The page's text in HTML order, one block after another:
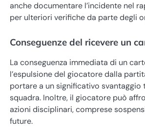
anche documentare l’incidente nel
per ulteriori verifiche da parte degli
Conseguenze del ricevere un
La conseguenza immediata di un
l’espulsione del giocatore dalla
portare a un significativo svantaggio
squadra. Inoltre, il giocatore può
azioni disciplinari, comprese
future.